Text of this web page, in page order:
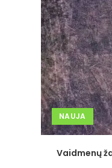
NAUJA
Vaidmenų